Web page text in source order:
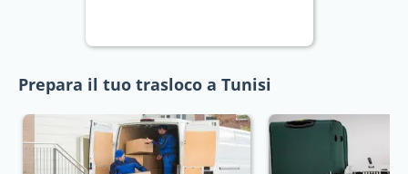
Prepara il tuo trasloco a Tunisi